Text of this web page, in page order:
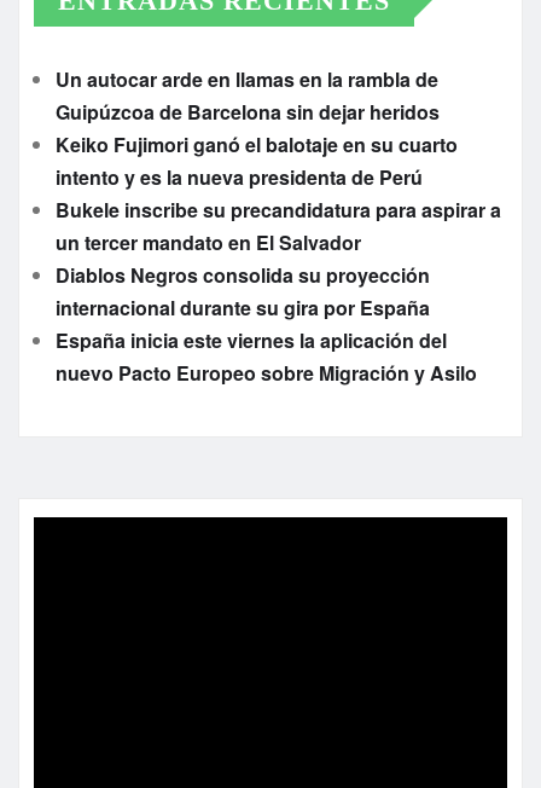
Un autocar arde en llamas en la rambla de
Guipúzcoa de Barcelona sin dejar heridos
Keiko Fujimori ganó el balotaje en su cuarto
intento y es la nueva presidenta de Perú
Bukele inscribe su precandidatura para aspirar a
un tercer mandato en El Salvador
Diablos Negros consolida su proyección
internacional durante su gira por España
España inicia este viernes la aplicación del
nuevo Pacto Europeo sobre Migración y Asilo